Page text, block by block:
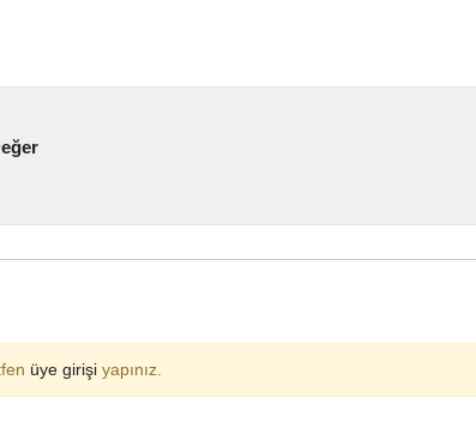
üye girişi yapınız.